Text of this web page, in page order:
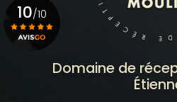
Domaine de
10/10